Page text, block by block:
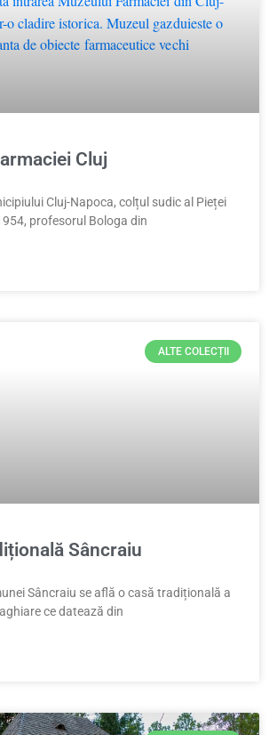
Cluj
Cluj-Napoca, colțul sudic al Pieței
profesorul Bologa din
ALTE COLECȚII
Sâncraiu
Sâncraiu se află o casă tradițională a
ce datează din